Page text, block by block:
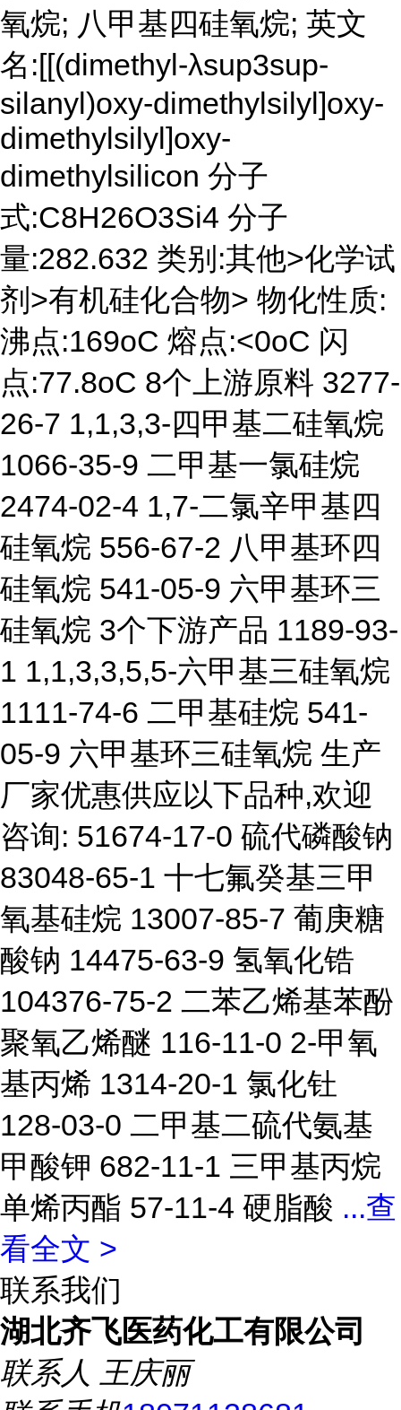
氧烷; 八甲基四硅氧烷; 英文
名:[[(dimethyl-λsup3sup-
silanyl)oxy-dimethylsilyl]oxy-
dimethylsilyl]oxy-
dimethylsilicon 分子
式:C8H26O3Si4 分子
量:282.632 类别:其他>化学试
剂>有机硅化合物> 物化性质:
沸点:169oC 熔点:<0oC 闪
点:77.8oC 8个上游原料 3277-
26-7 1,1,3,3-四甲基二硅氧烷
1066-35-9 二甲基一氯硅烷
2474-02-4 1,7-二氯辛甲基四
硅氧烷 556-67-2 八甲基环四
硅氧烷 541-05-9 六甲基环三
硅氧烷 3个下游产品 1189-93-
1 1,1,3,3,5,5-六甲基三硅氧烷
1111-74-6 二甲基硅烷 541-
05-9 六甲基环三硅氧烷 生产
厂家优惠供应以下品种,欢迎
咨询: 51674-17-0 硫代磷酸钠
83048-65-1 十七氟癸基三甲
氧基硅烷 13007-85-7 葡庚糖
酸钠 14475-63-9 氢氧化锆
104376-75-2 二苯乙烯基苯酚
聚氧乙烯醚 116-11-0 2-甲氧
基丙烯 1314-20-1 氯化钍
128-03-0 二甲基二硫代氨基
甲酸钾 682-11-1 三甲基丙烷
单烯丙酯 57-11-4 硬脂酸 ...查
看全文 >
联系我们
湖北齐飞医药化工有限公司
联系人 王庆丽